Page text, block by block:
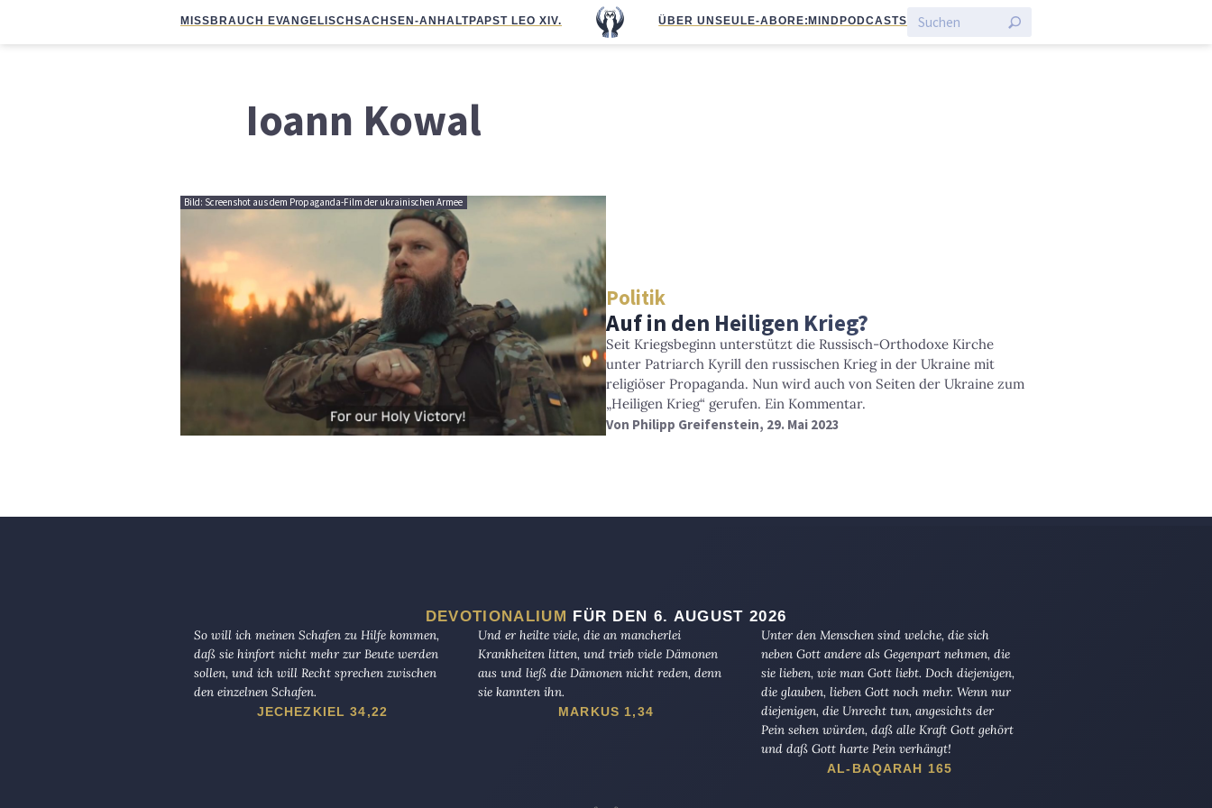
MISSBRAUCH EVANGELISCHSACHSEN-ANHALTPAPST LEO XIV. ÜBER UNS EULE-ABO RE:MIND PODCASTS
Ioann Kowal
Bild: Screenshot aus dem Propaganda-Film der ukrainischen Armee
Politik
Auf in den Heiligen Krieg?
Seit Kriegsbeginn unterstützt die Russisch-Orthodoxe Kirche
unter Patriarch Kyrill den russischen Krieg in der Ukraine mit
religiöser Propaganda. Nun wird auch von Seiten der Ukraine zum
„Heiligen Krieg“ gerufen. Ein Kommentar.
Von Philipp Greifenstein, 29. Mai 2023
DEVOTIONALIUM FÜR DEN 6. AUGUST 2026
So will ich meinen Schafen zu Hilfe kommen,
daß sie hinfort nicht mehr zur Beute werden
sollen, und ich will Recht sprechen zwischen
den einzelnen Schafen.
JECHEZKIEL 34,22
Und er heilte viele, die an mancherlei
Krankheiten litten, und trieb viele Dämonen
aus und ließ die Dämonen nicht reden, denn
sie kannten ihn.
MARKUS 1,34
Unter den Menschen sind welche, die sich
neben Gott andere als Gegenpart nehmen, die
sie lieben, wie man Gott liebt. Doch diejenigen,
die glauben, lieben Gott noch mehr. Wenn nur
diejenigen, die Unrecht tun, angesichts der
Pein sehen würden, daß alle Kraft Gott gehört
und daß Gott harte Pein verhängt!
AL-BAQARAH 165